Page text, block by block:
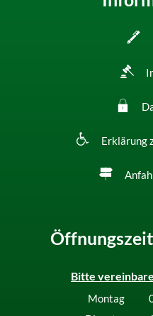
Erklärung
Bitte
Montag